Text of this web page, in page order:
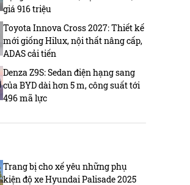
giá 916 triệu
Toyota Innova Cross 2027: Thiết kế
mới giống Hilux, nội thất nâng cấp,
ADAS cải tiến
Denza Z9S: Sedan điện hạng sang
của BYD dài hơn 5 m, công suất tới
496 mã lực
Trang bị cho xế yêu những phụ
kiện độ xe Hyundai Palisade 2025